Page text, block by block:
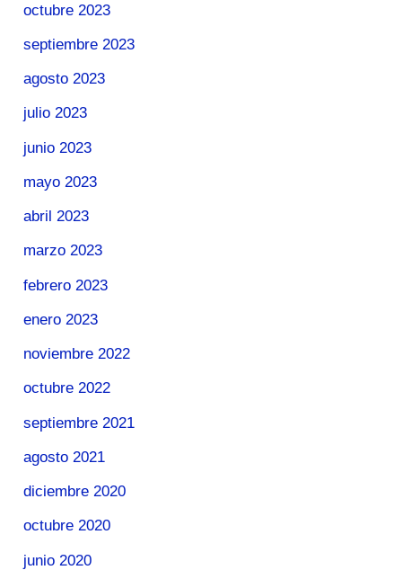
octubre 2023
septiembre 2023
agosto 2023
julio 2023
junio 2023
mayo 2023
abril 2023
marzo 2023
febrero 2023
enero 2023
noviembre 2022
octubre 2022
septiembre 2021
agosto 2021
diciembre 2020
octubre 2020
junio 2020